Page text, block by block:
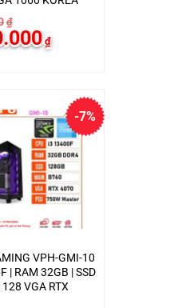
₫
₫hiện
tại
-7%
VPH-GMI-10
| RAM 32GB | SSD
VGA RTX